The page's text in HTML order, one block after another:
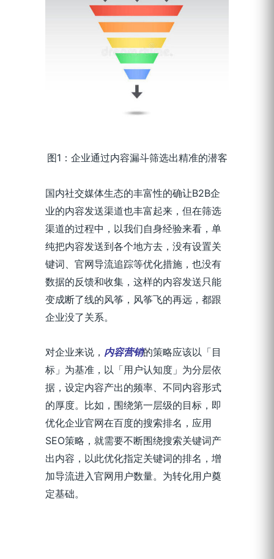
图1：企业通过内容漏斗筛选出精准的潜客
国内社交媒体生态的丰富性的确让B2B企
业的内容发送渠道也丰富起来，但在筛选
渠道的过程中，以我们自身经验来看，单
纯把内容发送到各个地方去，没有设置关
键词、官网导流追踪等优化措施，也没有
数据的反馈和收集，这样的内容发送只能
变成断了线的风筝，风筝飞的再远，都跟
企业没了关系。
对企业来说， 内容营销的策略应该以「目
标」为基准，以「用户认知度」为分层依
据，设定内容产出的频率、不同内容形式
的厚度。比如，围绕第一层级的目标，即
优化企业官网在百度的搜索排名，应用
SEO策略，就需要不断围绕搜索关键词产
出内容，以此优化指定关键词的排名，增
加导流进入官网用户数量。为转化用户奠
定基础。